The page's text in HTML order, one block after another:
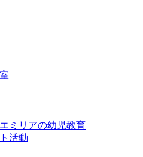
ミリアの幼児教育
活動